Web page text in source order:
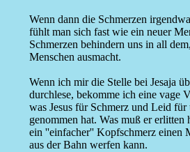
Wenn dann die Schmerzen
fühlt man sich fast wie ein neuer
Schmerzen behindern uns in all
Menschen ausmacht.
Wenn ich mir die Stelle bei Jesaja
durchlese, bekomme ich eine vage
was Jesus für Schmerz und Leid für
genommen hat. Was muß er erlitten
ein ''einfacher'' Kopfschmerz einen
aus der Bahn werfen kann.